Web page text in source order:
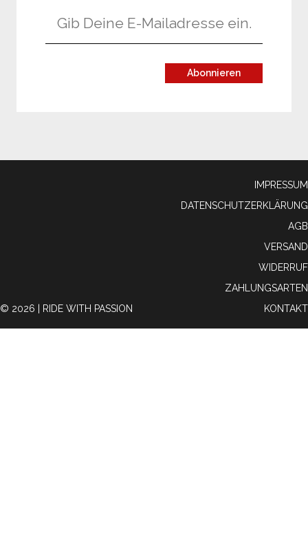
© 2026 | RIDE WITH PASSION
IMPRESSUM
DATENSCHUTZERKLÄRUNG
AGB
VERSAND
WIDERRUF
ZAHLUNGSARTEN
KONTAKT